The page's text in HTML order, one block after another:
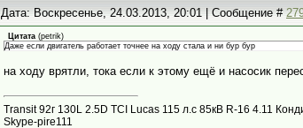
Дата: Воскресенье, 24.03.2013, 20:01 | Сообщение #
Цитата (petrik)
Даже если двигатель работает точнее на ходу стала и ни бур бур
на ходу врятли, тока если к этому ещё и насосик
Transit 92г 130L 2.5D TCI Lucas 115 л.с 85кВ R-16 4.11
Skype-pire111